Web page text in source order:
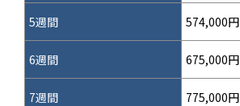
5週間 574,000円
6週間 675,000円
7週間 775,000円